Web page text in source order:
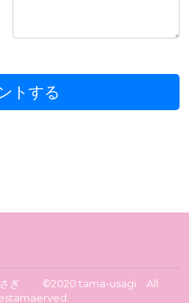
うさぎ ©2020 tama-usagi All